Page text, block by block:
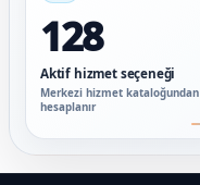
128
Aktif hizmet seçeneği
Merkezi hizmet kataloğundan
hesaplanır